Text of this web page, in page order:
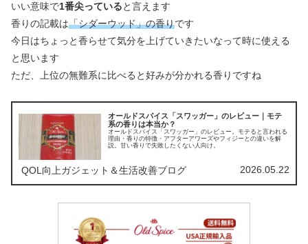
いい意味で1番尖っていると言えます
香りの記載は「シダーウッド」の香りです
今日はちょっと香らせて気分を上げていきたいなって時に使える
と思います
ただ、上位の無難系に比べると好みが分かれる香りですね
オールドスパイス「スワッガー」のレビュー｜モテ
系の香りは本当か？
オールドスパイス「スワッガー」のレビュー。モテると言われる
理由・香りの特徴・アフターアワーズやフィジーとの違いを解
説。甘い香りで失敗したくない人向け。
QOL向上ガジェット＆生活改善ブログ 2026.05.22